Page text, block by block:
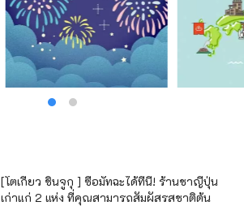
[โตเกียว ชินจูกุ ] ซื้อมัทฉะได้ที่นี่! ร้านชาญี่ปุ่น
เก่าแก่ 2 แห่ง ที่คุณสามารถสัมผัสรสชาติต้น